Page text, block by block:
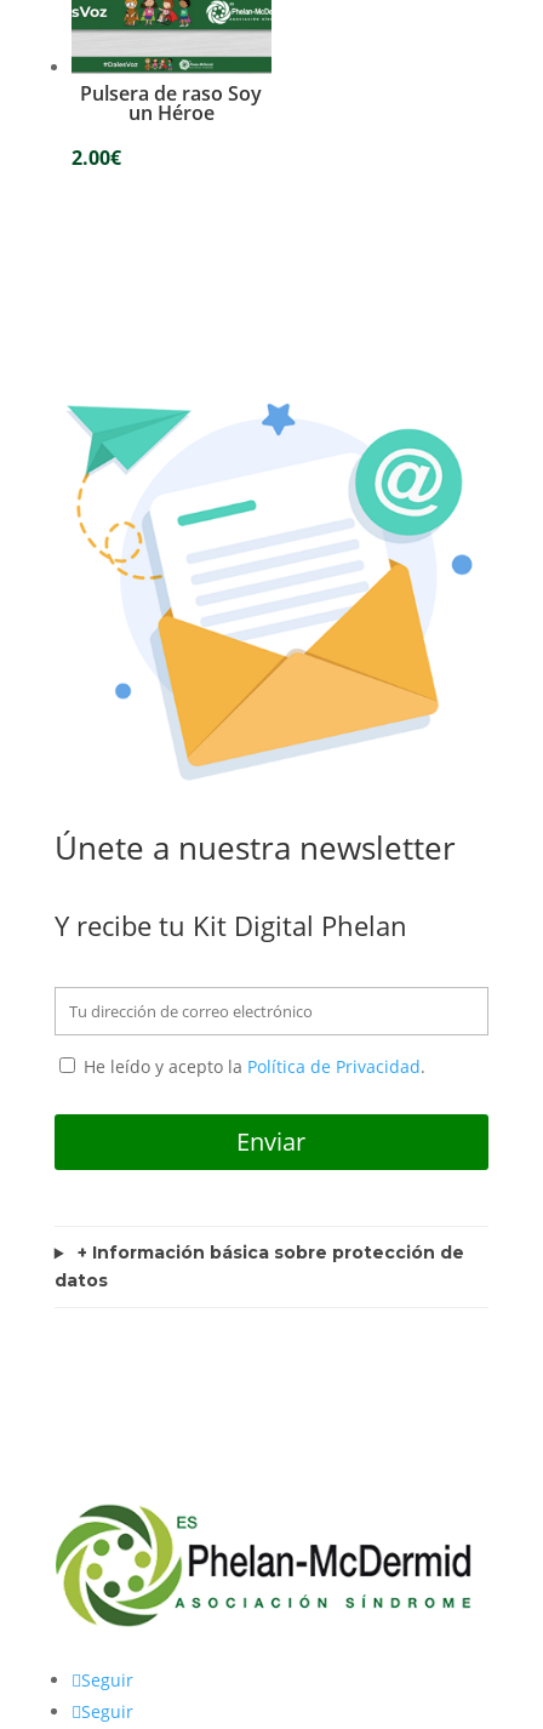
Pulsera de raso Soy
un Héroe
2.00€
Únete a nuestra newsletter
Y recibe tu Kit Digital Phelan
He leído y acepto la Política de Privacidad.
+ Información básica sobre protección de
datos
Seguir
Seguir